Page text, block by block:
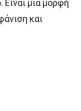
μια μορφή
και